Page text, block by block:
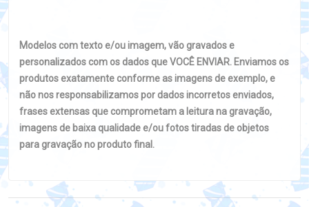
Modelos com texto e/ou imagem, vão gravados e
personalizados com os dados que VOCÊ ENVIAR. Enviamos os
produtos exatamente conforme as imagens de exemplo, e
não nos responsabilizamos por dados incorretos enviados,
frases extensas que comprometam a leitura na gravação,
imagens de baixa qualidade e/ou fotos tiradas de objetos
para gravação no produto final.